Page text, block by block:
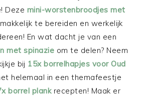
Deze mini-worstenbroodjes met
te bereiden en werkelijk
En wat dacht je van een
met spinazie om te delen? Neem
bij 15x borrelhapjes voor Oud
helemaal in een themafeestje
borrel plank recepten! Maak er